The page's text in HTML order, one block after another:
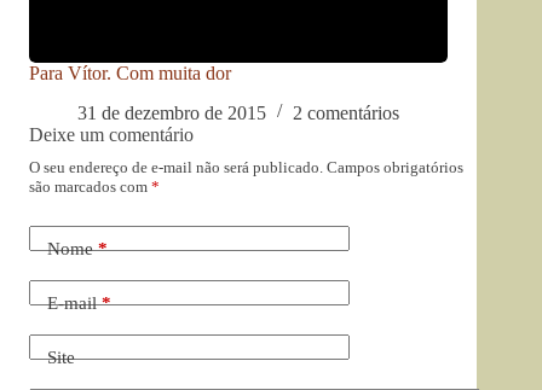
Para Vítor. Com muita dor
31 de dezembro de 2015
2 comentários
Deixe um comentário
O seu endereço de e-mail não será publicado. Campos obrigatórios
são marcados com *
Nome*
E-mail*
Site